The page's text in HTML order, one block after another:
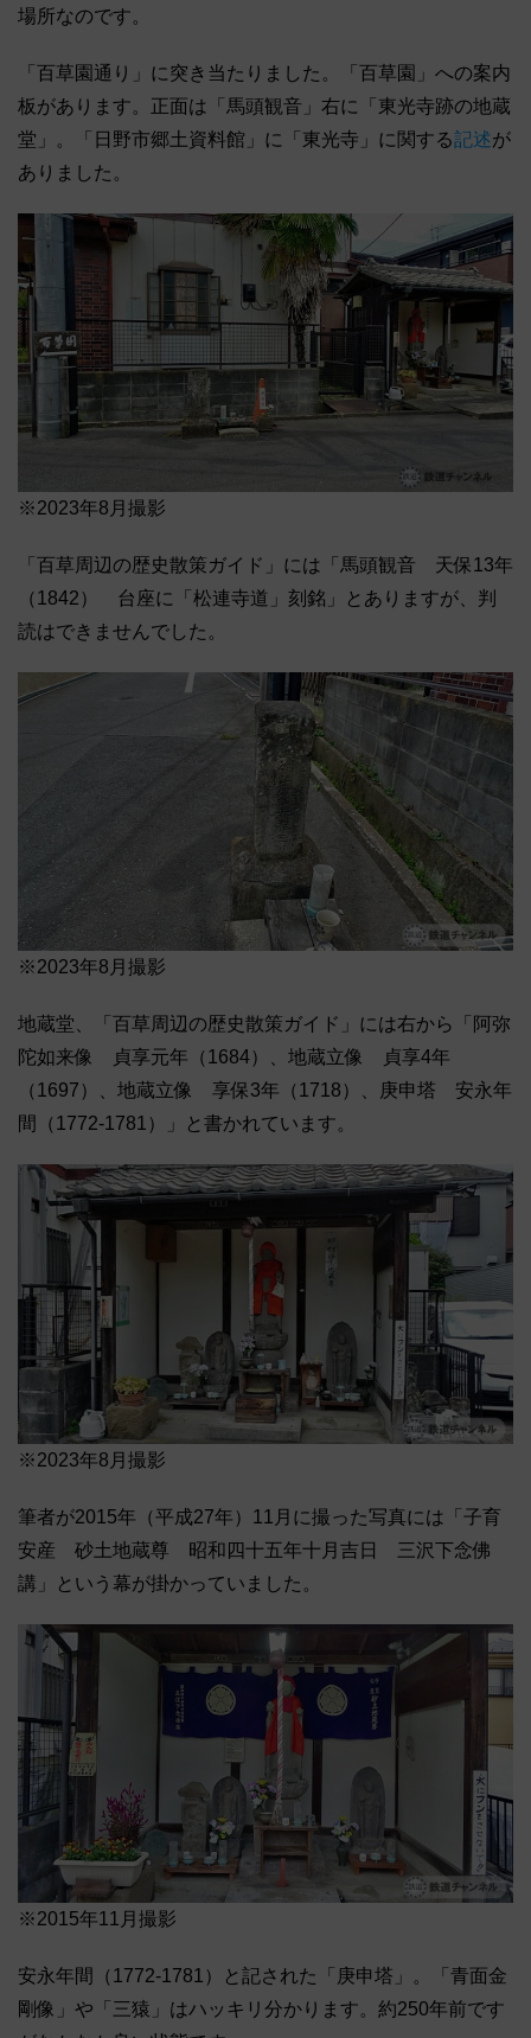
場所なのです。
「百草園通り」に突き当たりました。「百草園」への案内
板があります。正面は「馬頭観音」右に「東光寺跡の地蔵
堂」。「日野市郷土資料館」に「東光寺」に関する記述が
ありました。
※2023年8月撮影
「百草周辺の歴史散策ガイド」には「馬頭観音 天保13年
（1842） 台座に「松連寺道」刻銘」とありますが、判
読はできませんでした。
※2023年8月撮影
地蔵堂、「百草周辺の歴史散策ガイド」には右から「阿弥
陀如来像 貞享元年（1684）、地蔵立像 貞享4年
（1697）、地蔵立像 享保3年（1718）、庚申塔 安永年
間（1772-1781）」と書かれています。
※2023年8月撮影
筆者が2015年（平成27年）11月に撮った写真には「子育
安産 砂土地蔵尊 昭和四十五年十月吉日 三沢下念佛
講」という幕が掛かっていました。
※2015年11月撮影
安永年間（1772-1781）と記された「庚申塔」。「青面金
剛像」や「三猿」はハッキリ分かります。約250年前です